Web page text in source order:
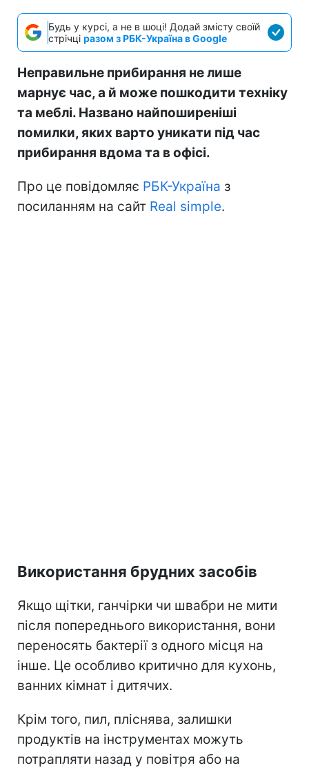
Будь у курсі, а не в шоці! Додай змісту своїй
стрічці разом з РБК-Україна в Google
Неправильне прибирання не лише
марнує час, а й може пошкодити техніку
та меблі. Названо найпоширеніші
помилки, яких варто уникати під час
прибирання вдома та в офісі.
Про це повідомляє РБК-Україна з
посиланням на сайт Real simple.
Використання брудних засобів
Якщо щітки, ганчірки чи швабри не мити
після попереднього використання, вони
переносять бактерії з одного місця на
інше. Це особливо критично для кухонь,
ванних кімнат і дитячих.
Крім того, пил, пліснява, залишки
продуктів на інструментах можуть
потрапляти назад у повітря або на